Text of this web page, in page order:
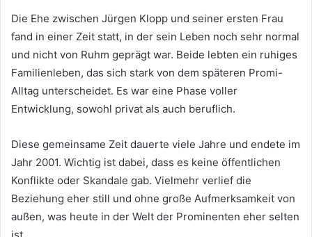
Die Ehe zwischen Jürgen Klopp und seiner ersten Frau
fand in einer Zeit statt, in der sein Leben noch sehr normal
und nicht von Ruhm geprägt war. Beide lebten ein ruhiges
Familienleben, das sich stark von dem späteren Promi-
Alltag unterscheidet. Es war eine Phase voller
Entwicklung, sowohl privat als auch beruflich.
Diese gemeinsame Zeit dauerte viele Jahre und endete im
Jahr 2001. Wichtig ist dabei, dass es keine öffentlichen
Konflikte oder Skandale gab. Vielmehr verlief die
Beziehung eher still und ohne große Aufmerksamkeit von
außen, was heute in der Welt der Prominenten eher selten